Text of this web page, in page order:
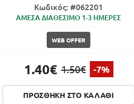
Κωδικός: #062201
ΑΜΕΣΑ ΔΙΑΘΕΣΙΜΟ 1-3 ΗΜΕΡΕΣ
WEB OFFER
1.40€ 1.50€ -7%
ΠΡΟΣΘΗΚΗ ΣΤΟ ΚΑΛΑΘΙ